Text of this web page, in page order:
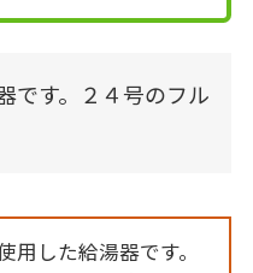
です。２４号のフル
用した給湯器です。